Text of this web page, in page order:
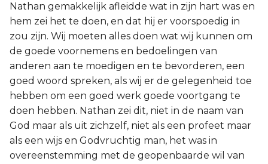
Nathan gemakkelijk afleidde wat in zijn hart was en
hem zei het te doen, en dat hij er voorspoedig in
zou zijn. Wij moeten alles doen wat wij kunnen om
de goede voornemens en bedoelingen van
anderen aan te moedigen en te bevorderen, een
goed woord spreken, als wij er de gelegenheid toe
hebben om een goed werk goede voortgang te
doen hebben. Nathan zei dit, niet in de naam van
God maar als uit zichzelf, niet als een profeet maar
als een wijs en Godvruchtig man, het was in
overeenstemming met de geopenbaarde wil van